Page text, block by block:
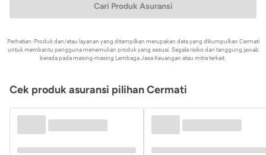
Cari Produk Asuransi
Perhatian: Produk dan/atau layanan yang ditampilkan merupakan data yang dikumpulkan Cermati
untuk membantu pengguna menemukan produk yang sesuai. Segala risiko dan tanggung jawab
berada pada masing-masing Lembaga Jasa Keuangan atau mitra terkait.
Cek produk asuransi pilihan Cermati